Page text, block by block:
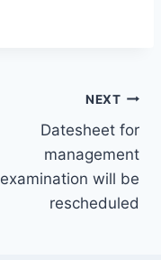
NEXT
Datesheet for
management
examination will be
rescheduled